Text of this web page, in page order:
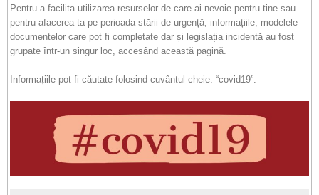
Pentru a facilita utilizarea resurselor de care ai nevoie pentru tine sau
pentru afacerea ta pe perioada stării de urgență, informațiile, modelele
documentelor care pot fi completate dar și legislația incidentă au fost
grupate într-un singur loc, accesând această pagină.
Informațiile pot fi căutate folosind cuvântul cheie: “covid19”.